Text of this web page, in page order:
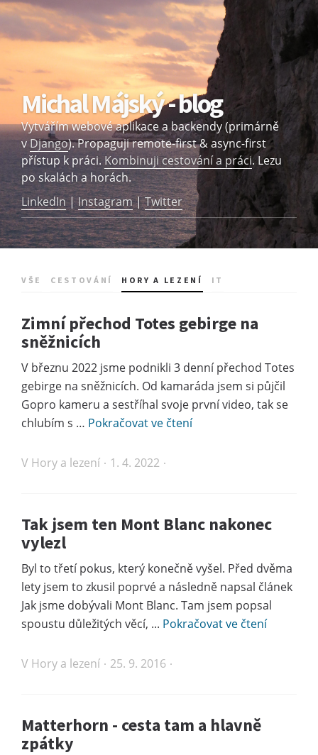
Michal Májský - blog
Vytvářím webové aplikace a backendy (primárně
vDjango). Propaguji remote-first & async-first
přístup k práci. Kombinuji cestování a práci. Lezu
po skalách a horách.
LinkedIn|Instagram|Twitter
VŠE CESTOVÁNÍ HORY A LEZENÍ IT
Zimní přechod Totes gebirge na
sněžnicích
V březnu 2022 jsme podnikli 3 denní přechod Totes
gebirge na sněžnicích. Od kamaráda jsem si půjčil
Gopro kameru a sestříhal svoje první video, tak se
chlubím s … Pokračovat ve čtení
V Hory a lezení 1. 4. 2022
Tak jsem ten Mont Blanc nakonec
vylezl
Byl to třetí pokus, který konečně vyšel. Před dvěma
lety jsem to zkusil poprvé a následně napsal článek
Jak jsme dobývali Mont Blanc. Tam jsem popsal
spoustu důležitých věcí, ... Pokračovat ve čtení
V Hory a lezení 25. 9. 2016
Matterhorn - cesta tam a hlavně
zpátky